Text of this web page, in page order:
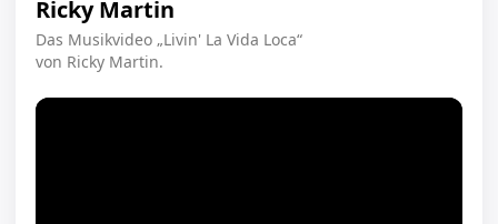
Ricky Martin
Das Musikvideo „Livin' La Vida Loca“
von Ricky Martin.